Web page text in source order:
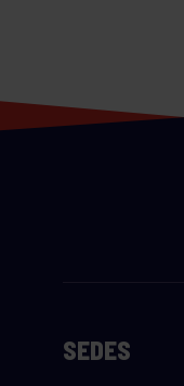
SEDES